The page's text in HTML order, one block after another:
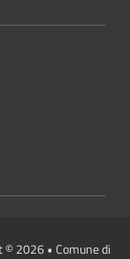
© 2026 • Comune di